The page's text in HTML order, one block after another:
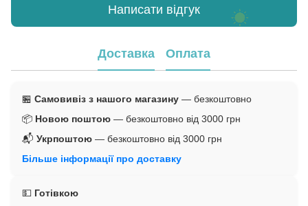
Написати відгук
Доставка Оплата
🏪 Самовивіз з нашого магазину — безкоштовно
📦 Новою поштою — безкоштовно від 3000 грн
📬 Укрпоштою — безкоштовно від 3000 грн
Більше інформації про доставку
💵 Готівкою